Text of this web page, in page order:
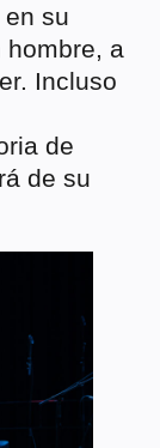
su
hombre, a
Incluso
de
de su